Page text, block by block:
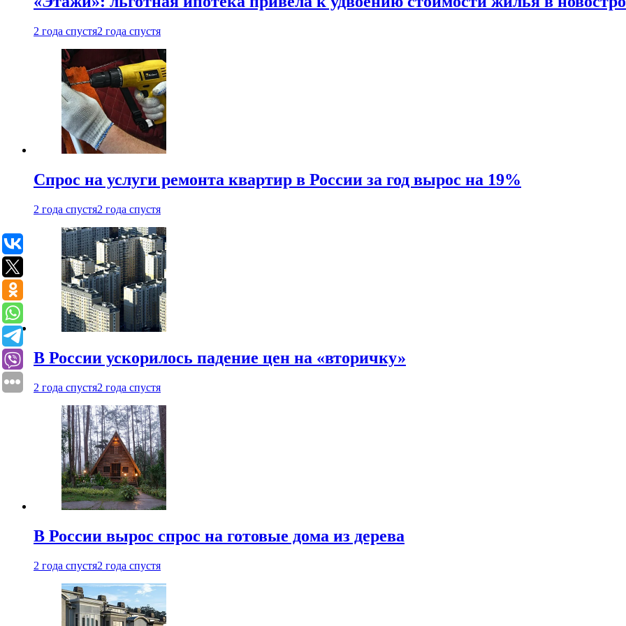
2 года спустя2 года спустя
Спрос на услуги ремонта квартир в России за год вырос на 19%
2 года спустя2 года спустя
В России ускорилось падение цен на «вторичку»
2 года спустя2 года спустя
В России вырос спрос на готовые дома из дерева
2 года спустя2 года спустя